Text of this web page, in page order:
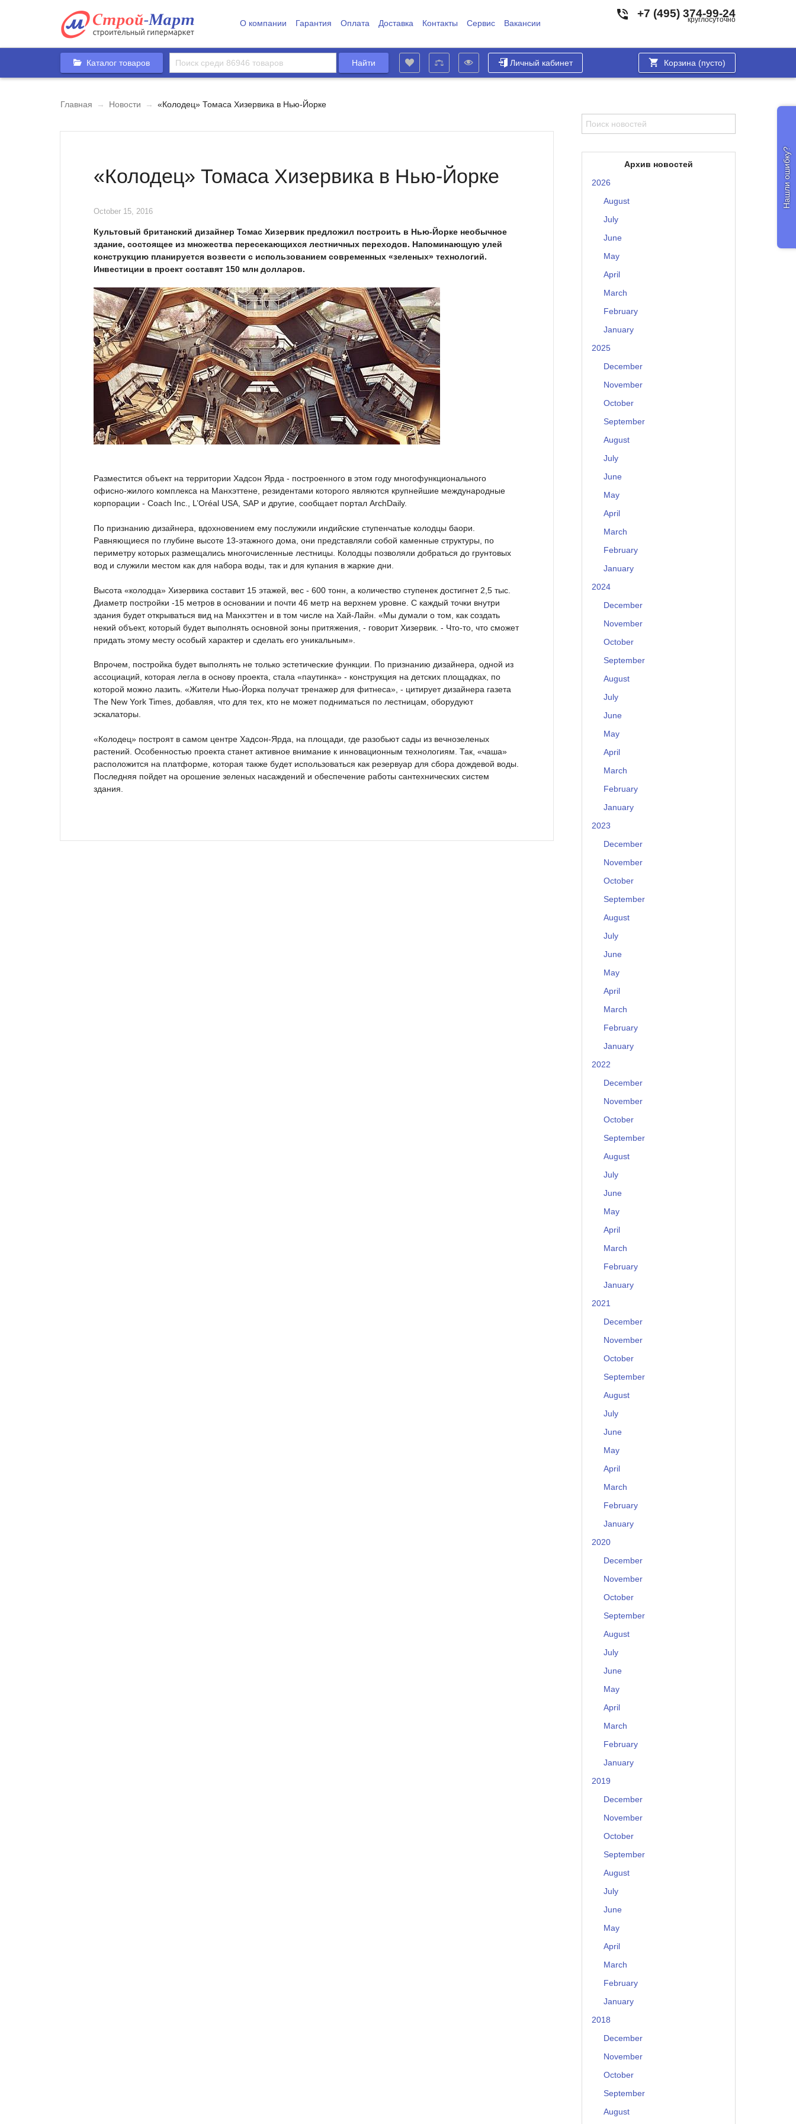
О компании Гарантия Оплата Доставка Контакты Сервис Вакансии
+7 (495) 374-99-24
круглосуточно
Каталог товаров Личный кабинет Корзина (пусто)
Главная → Новости → «Колодец» Томаса Хизервика в Нью-Йорке
«Колодец» Томаса Хизервика в Нью-Йорке
October 15, 2016
Культовый британский дизайнер Томас Хизервик предложил построить в Нью-Йорке необычное
здание, состоящее из множества пересекающихся лестничных переходов. Напоминающую улей
конструкцию планируется возвести с использованием современных «зеленых» технологий.
Инвестиции в проект составят 150 млн долларов.
Разместится объект на территории Хадсон Ярда - построенного в этом году многофункционального
офисно-жилого комплекса на Манхэттене, резидентами которого являются крупнейшие международные
корпорации - Coach Inc., L’Oréal USA, SAP и другие, сообщает портал ArchDaily.
По признанию дизайнера, вдохновением ему послужили индийские ступенчатые колодцы баори.
Равняющиеся по глубине высоте 13-этажного дома, они представляли собой каменные структуры, по
периметру которых размещались многочисленные лестницы. Колодцы позволяли добраться до грунтовых
вод и служили местом как для набора воды, так и для купания в жаркие дни.
Высота «колодца» Хизервика составит 15 этажей, вес - 600 тонн, а количество ступенек достигнет 2,5 тыс.
Диаметр постройки -15 метров в основании и почти 46 метр на верхнем уровне. С каждый точки внутри
здания будет открываться вид на Манхэттен и в том числе на Хай-Лайн. «Мы думали о том, как создать
некий объект, который будет выполнять основной зоны притяжения, - говорит Хизервик. - Что-то, что сможет
придать этому месту особый характер и сделать его уникальным».
Впрочем, постройка будет выполнять не только эстетические функции. По признанию дизайнера, одной из
ассоциаций, которая легла в основу проекта, стала «паутинка» - конструкция на детских площадках, по
которой можно лазить. «Жители Нью-Йорка получат тренажер для фитнеса», - цитирует дизайнера газета
The New York Times, добавляя, что для тех, кто не может подниматься по лестницам, оборудуют
эскалаторы.
«Колодец» построят в самом центре Хадсон-Ярда, на площади, где разобьют сады из вечнозеленых
растений. Особенностью проекта станет активное внимание к инновационным технологиям. Так, «чаша»
расположится на платформе, которая также будет использоваться как резервуар для сбора дождевой воды.
Последняя пойдет на орошение зеленых насаждений и обеспечение работы сантехнических систем
здания.
Архив новостей
2026
August
July
June
May
April
March
February
January
2025
December
November
October
September
August
July
June
May
April
March
February
January
2024
December
November
October
September
August
July
June
May
April
March
February
January
2023
December
November
October
September
August
July
June
May
April
March
February
January
2022
December
November
October
September
August
July
June
May
April
March
February
January
2021
December
November
October
September
August
July
June
May
April
March
February
January
2020
December
November
October
September
August
July
June
May
April
March
February
January
2019
December
November
October
September
August
July
June
May
April
March
February
January
2018
December
November
October
September
August
Нашли ошибку?